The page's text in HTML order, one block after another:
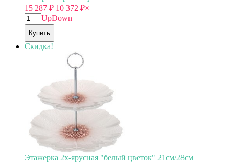
15 287 ₽ 10 372 ₽×
UpDown
Купить
Скидка!
Этажерка 2х-ярусная "белый цветок" 21см/28см